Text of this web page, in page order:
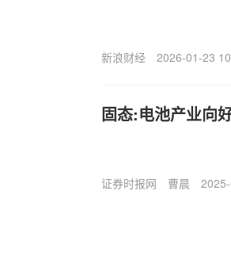
新浪财经 2026-01-23
固态:电池产业向
证券时报网 曹晨